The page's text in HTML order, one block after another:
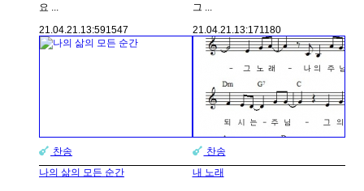
요 ...
21.04.21.13:591547
그 ...
21.04.21.13:171180
찬송
나의 삶의 모든 순간
찬송
내 노래